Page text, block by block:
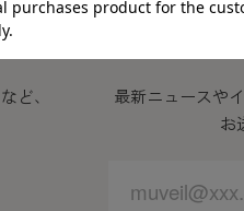
ど、
最新ニュースや
お